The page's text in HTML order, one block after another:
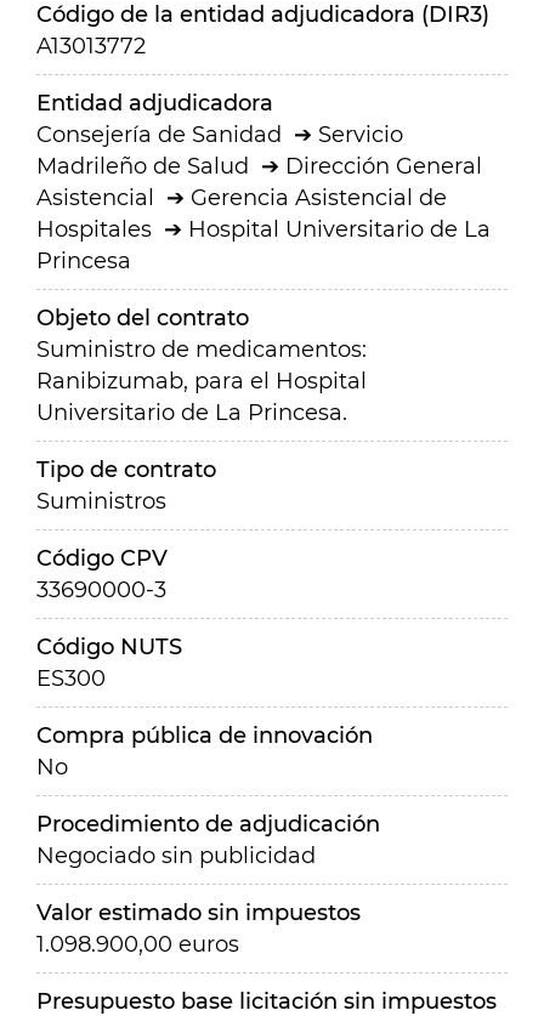
Código de la entidad adjudicadora (DIR3)
A13013772
Entidad adjudicadora
Consejería de Sanidad
Servicio
Madrileño de Salud
Dirección General
Asistencial
Gerencia Asistencial de
Hospitales
Hospital Universitario de La
Princesa
Objeto del contrato
Suministro de medicamentos:
Ranibizumab, para el Hospital
Universitario de La Princesa.
Tipo de contrato
Suministros
Código CPV
33690000-3
Código NUTS
ES300
Compra pública de innovación
No
Procedimiento de adjudicación
Negociado sin publicidad
Valor estimado sin impuestos
1.098.900,00 euros
Presupuesto base licitación sin impuestos